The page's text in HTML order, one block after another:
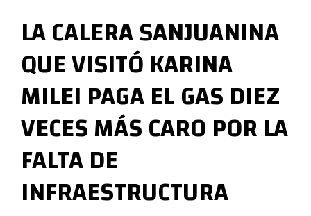
M
e
c
h
a
PERIODISMO DIGITAL
LA CALERA SANJUANINA
QUE VISITÓ KARINA
MILEI PAGA EL GAS DIEZ
VECES MÁS CARO POR LA
FALTA DE
INFRAESTRUCTURA